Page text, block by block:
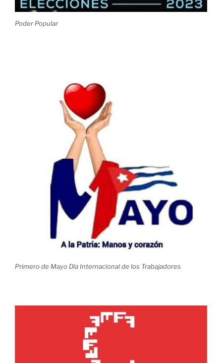
Poder Popular
Primero de Mayo Día Internacional de los Trabajadores